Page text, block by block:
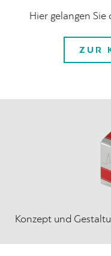
Hier gelangen
ZUR
Konzept und